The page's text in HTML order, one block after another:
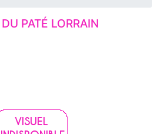
PATÉ LORRAIN